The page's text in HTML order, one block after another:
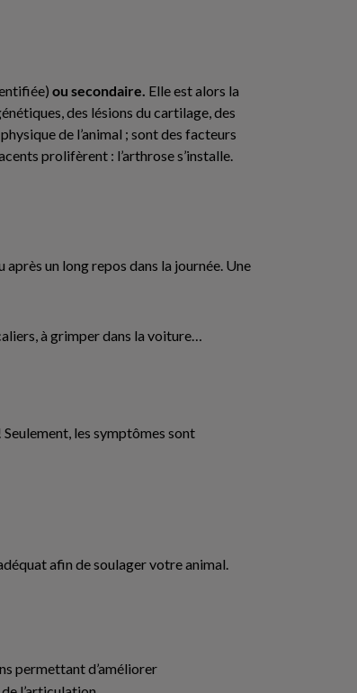
ou secondaire. Elle est alors la
des lésions du cartilage, des
de l’animal ; sont des facteurs
prolifèrent : l’arthrose s’installe.
après un long repos dans la journée. Une
à grimper dans la voiture…
les symptômes sont
afin de soulager votre animal.
permettant d’améliorer